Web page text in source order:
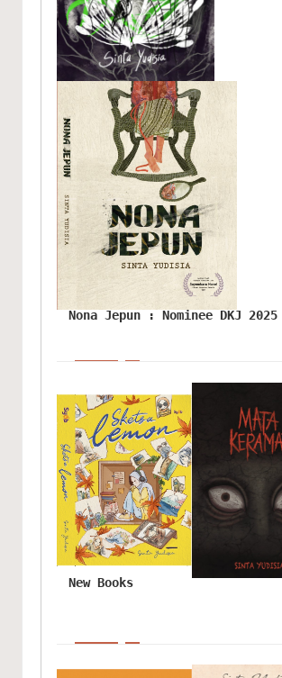
Nona Jepun : Nominee DKJ 2025
New Books